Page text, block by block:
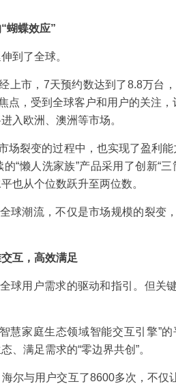
蝴蝶效应”
到了全球。
上市，7天预约数达到了8.8万台
点，受到全球客户和用户的关注
入欧洲、澳洲等市场。
场裂变的过程中，也实现了盈利
“懒人洗家族”产品采用了创新“
也从个位数跃升至两位数。
球潮流，不仅是市场规模的裂
互，高效满足
球用户需求的驱动和指引。但
慧家庭生态领域智能交互引擎”
、满足需求的“零边界共创”。
尔与用户交互了8600多次，不